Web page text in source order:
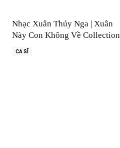
Nhạc Xuân Thúy Nga | Xuân
Này Con Không Về Collection
CA SĨ